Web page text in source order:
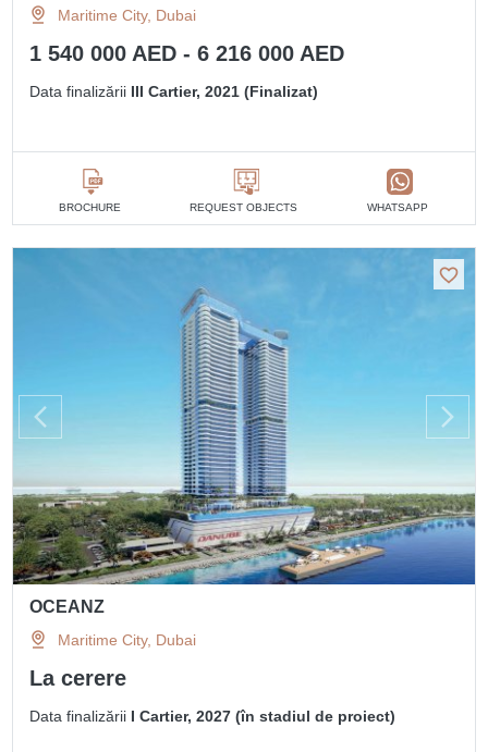
Maritime City, Dubai
1 540 000 AED - 6 216 000 AED
Data finalizării III Cartier, 2021 (Finalizat)
BROCHURE REQUEST OBJECTS WHATSAPP
OCEANZ
Maritime City, Dubai
La cerere
Data finalizării I Cartier, 2027 (în stadiul de proiect)